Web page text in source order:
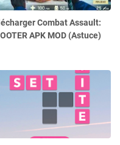
Combat Assault:
APK MOD (Astuce)